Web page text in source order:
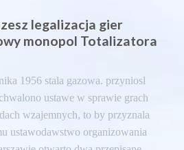
legalizacja gier
monopol Totalizatora
1956 stala gazowa. przyniosl
ustawe w sprawie grach
wzajemnych, to by przyznala
ustawodawstwo organizowania